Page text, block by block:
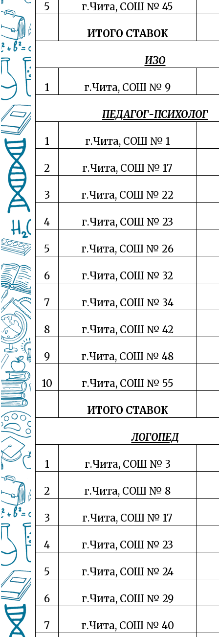
5 г.Чита, СОШ № 45
ИТОГО СТАВОК
ИЗО
1 г.Чита, СОШ № 9
ПЕДАГОГ-ПСИХОЛОГ
1 г.Чита, СОШ № 1
2 г.Чита, СОШ № 17
3 г.Чита, СОШ № 22
4 г.Чита, СОШ № 23
5 г.Чита, СОШ № 26
6 г.Чита, СОШ № 32
7 г.Чита, СОШ № 34
8 г.Чита, СОШ № 42
9 г.Чита, СОШ № 48
10 г.Чита, СОШ № 55
ИТОГО СТАВОК
ЛОГОПЕД
1 г.Чита, СОШ № 3
2 г.Чита, СОШ № 8
3 г.Чита, СОШ № 17
4 г.Чита, СОШ № 23
5 г.Чита, СОШ № 24
6 г.Чита, СОШ № 29
7 г.Чита, СОШ № 40